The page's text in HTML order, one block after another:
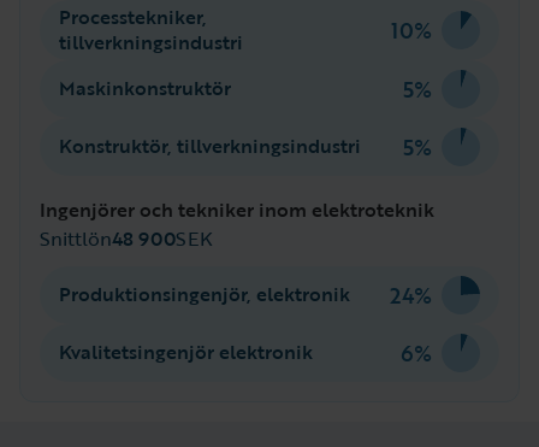
Processtekniker,
tillverkningsindustri
10%
Maskinkonstruktör 5%
Konstruktör, tillverkningsindustri 5%
Ingenjörer och tekniker inom elektroteknik
Snittlön48 900SEK
Produktionsingenjör, elektronik
24%
Kvalitetsingenjör elektronik 6%